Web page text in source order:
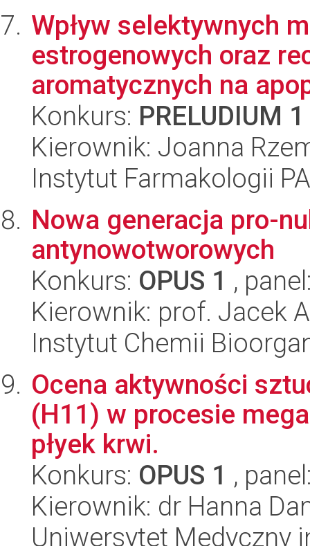
Wpływ selektywnych
estrogenowych oraz
aromatycznych na
Konkurs: PRELUDIUM 1
Kierownik: Joanna
Instytut Farmakologii
Nowa generacja pro-
antynowotworowych
Konkurs: OPUS 1 ,
Kierownik: prof. Jacek
Instytut Chemii
Ocena aktywności
(H11) w procesie
płyek krwi.
Konkurs: OPUS 1 ,
Kierownik: dr Hanna
Uniwersytet Medyczny